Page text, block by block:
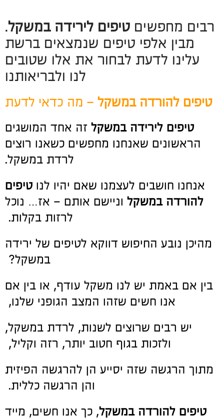
רבים מחפשים טיפים לירידה במשקל.
מבין אלפי טיפים שנמצאים ברשת
עלינו לדעת לבחור את אלו שטובים
לנו ולבריאותנו
טיפים להורדה במשקל – מה כדאי לדעת
טיפים לירידה במשקל זה אחד המושגים
הראשונים שאנחנו מחפשים כשאנו רוצים
לרדת במשקל.
אנחנו חושבים לעצמנו שאם יהיו לנו טיפים
להורדה במשקל וניישם אותם – אז… נוכל
לרזות בקלות.
מהיכן נובע החיפוש דווקא לטיפים של ירידה
במשקל?
בין אם באמת יש לנו משקל עודף, או בין אם
אנו חשים שזהו המצב הגופני שלנו,
יש רבים שרוצים לשנות, לרדת במשקל,
ולזכות בגוף חטוב יותר, רזה וקליל,
מתוך הרגשה שזה יסייע הן להרגשה הפיזית
והן הרגשה כללית.
טיפים להורדה במשקל, כך אנו חשים, מייד